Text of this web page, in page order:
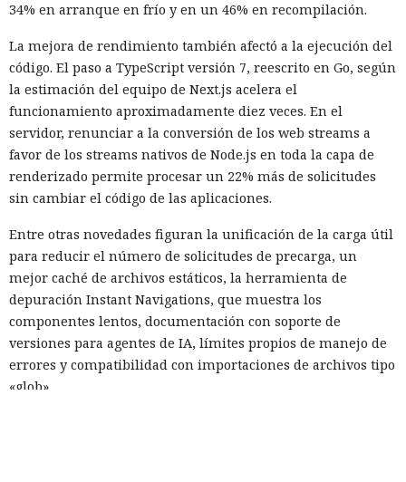
34% en arranque en frío y en un 46% en recompilación.
La mejora de rendimiento también afectó a la ejecución del
código. El paso a TypeScript versión 7, reescrito en Go, según
la estimación del equipo de Next.js acelera el
funcionamiento aproximadamente diez veces. En el
servidor, renunciar a la conversión de los web streams a
favor de los streams nativos de Node.js en toda la capa de
renderizado permite procesar un 22% más de solicitudes
sin cambiar el código de las aplicaciones.
Entre otras novedades figuran la unificación de la carga útil
para reducir el número de solicitudes de precarga, un
mejor caché de archivos estáticos, la herramienta de
depuración Instant Navigations, que muestra los
componentes lentos, documentación con soporte de
versiones para agentes de IA, límites propios de manejo de
errores y compatibilidad con importaciones de archivos tipo
«glob».